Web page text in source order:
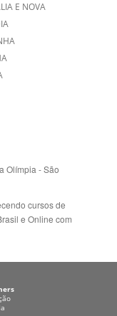
UNIDOS (EN)
UNIDOS (ES)
E IRLANDA
E NOVA
- São
e Online com